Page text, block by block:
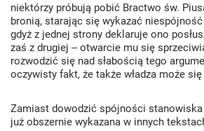
niektórzy próbują pobić Bractwo św.
bronią, starając się wykazać
gdyż z jednej strony deklaruje ono
zaś z drugiej ‒ otwarcie mu się
rozwodzić się nad słabością tego
oczywisty fakt, że także władza może
Zamiast dowodzić spójności stanowiska
już obszernie wykazana w innych